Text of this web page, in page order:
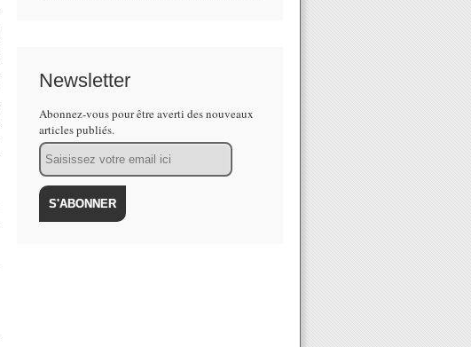
Newsletter
Abonnez-vous pour être averti des nouveaux
articles publiés.
Email